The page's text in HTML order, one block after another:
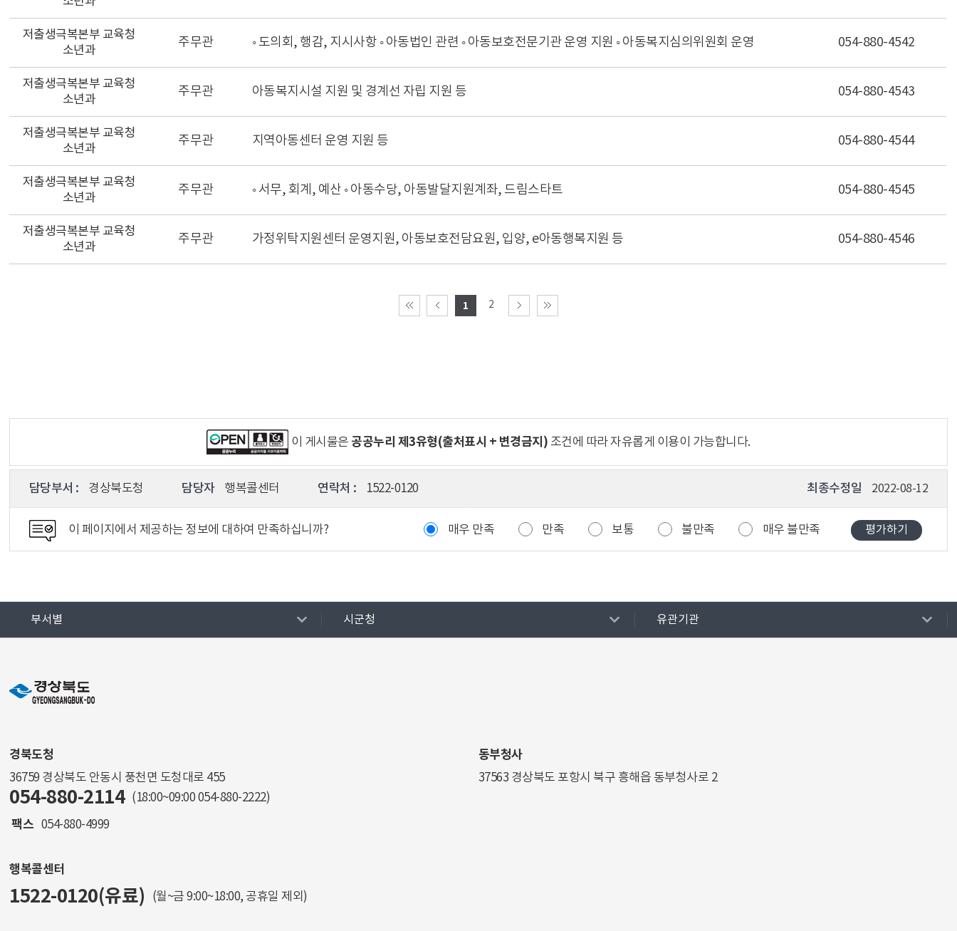
저출생극복본부 교육청
소년과
주무관 ◦ 도의회, 행감, 지시사항 ◦ 아동법인 관련 ◦ 아동보호전문기관 운영 지원 ◦ 아동복지심의위원회 운영 054-880-4542
저출생극복본부 교육청
소년과
주무관 아동복지시설 지원 및 경계선 자립 지원 등 054-880-4543
저출생극복본부 교육청
소년과
주무관 지역아동센터 운영 지원 등 054-880-4544
저출생극복본부 교육청
소년과
주무관 ◦ 서무, 회계, 예산 ◦ 아동수당, 아동발달지원계좌, 드림스타트 054-880-4545
저출생극복본부 교육청
소년과
주무관 가정위탁지원센터 운영지원, 아동보호전담요원, 입양, e아동행복지원 등 054-880-4546
1 2
이 게시물은 공공누리 제3유형(출처표시 + 변경금지) 조건에 따라 자유롭게 이용이 가능합니다.
담당부서 : 경상북도청 담당자 행복콜센터 연락처 : 1522-0120 최종수정일 2022-08-12
이 페이지에서 제공하는 정보에 대하여 만족하십니까? 매우 만족 만족 보통 불만족 매우 불만족
부서별 시군청 유관기관
경북도청
36759 경상북도 안동시 풍천면 도청대로 455
054-880-2114 (18:00~09:00 054-880-2222)
팩스 054-880-4999
동부청사
37563 경상북도 포항시 북구 흥해읍 동부청사로 2
행복콜센터
1522-0120(유료) (월~금 9:00~18:00, 공휴일 제외)